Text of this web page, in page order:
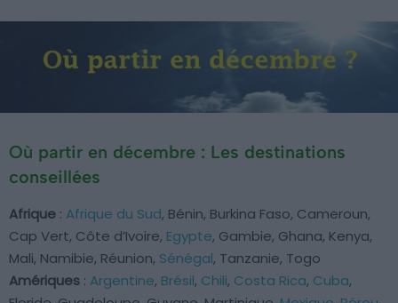
Où partir en décembre : Les destinations
conseillées
Afrique : Afrique du Sud, Bénin, Burkina Faso, Cameroun,
Cap Vert, Côte d’Ivoire, Egypte, Gambie, Ghana, Kenya,
Mali, Namibie, Réunion, Sénégal, Tanzanie, Togo
Amériques : Argentine, Brésil, Chili, Costa Rica, Cuba,